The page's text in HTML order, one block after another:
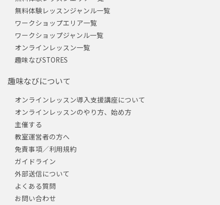
無料体験レッスンジャンル一覧
ワークショップエリア一覧
ワークショップジャンル一覧
オンラインレッスン一覧
趣味なびSTORES
趣味なびについて
オンラインレッスン導入支援講座について
オンラインレッスンのやり方、始め方
主催する
教室運営者の方へ
免責事項／利用規約
ガイドライン
外部送信について
よくある質問
お問い合わせ